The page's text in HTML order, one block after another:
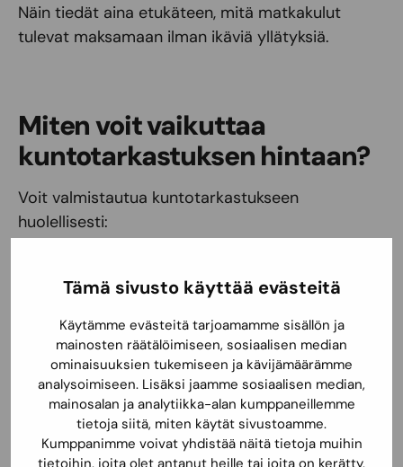
Tämä sivusto käyttää evästeitä
Käytämme evästeitä tarjoamamme sisällön ja
mainosten räätälöimiseen, sosiaalisen median
ominaisuuksien tukemiseen ja kävijämäärämme
analysoimiseen. Lisäksi jaamme sosiaalisen median,
mainosalan ja analytiikka-alan kumppaneillemme
tietoja siitä, miten käytät sivustoamme.
Kumppanimme voivat yhdistää näitä tietoja muihin
tietoihin, joita olet antanut heille tai joita on kerätty,
Näin tiedät aina etukäteen, mitä matkakulut
tulevat maksamaan ilman ikäviä yllätyksiä.
Miten voit vaikuttaa
kuntotarkastuksen hintaan?
Voit valmistautua kuntotarkastukseen
huolellisesti:
tiedot aiemmista remonteista.
tarkastettavissa, mikä voi nopeuttaa työtä
ja pitää kustannukset maltillisina.
Kuntotarkastuksen hinta